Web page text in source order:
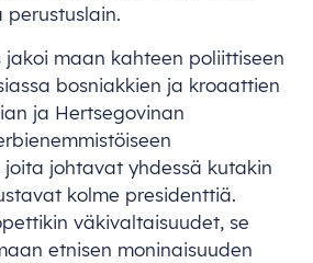
perustuslain.
jakoi maan kahteen poliittiseen
bosniakkien ja kroaattien
ja Hertsegovinan
johtavat yhdessä kutakin
kolme presidenttiä.
väkivaltaisuudet, se
etnisen moninaisuuden